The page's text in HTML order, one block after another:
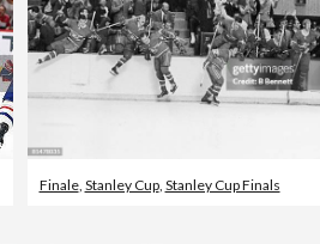
Finale, Stanley Cup, Stanley Cup Finals